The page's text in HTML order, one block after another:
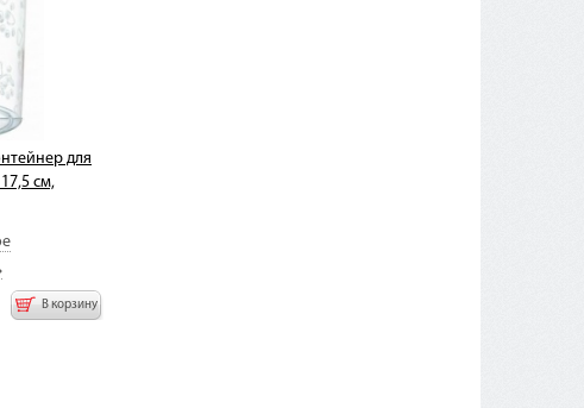
для
см,
В корзину